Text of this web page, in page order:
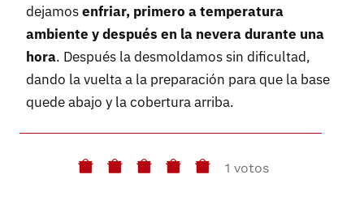
dejamosenfriar, primero a temperatura
ambiente y después en la nevera durante una
hora. Después la desmoldamos sin dificultad,
dando la vuelta a la preparación para que la base
quede abajo y la cobertura arriba.
1 votos